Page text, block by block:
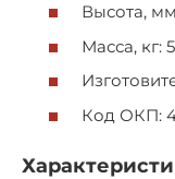
Высота,
Масса, кг:
Код ОКП: